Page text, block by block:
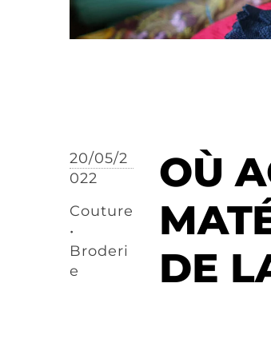
20/05/2
022
Couture
•
Broderi
e
OÙ
DE